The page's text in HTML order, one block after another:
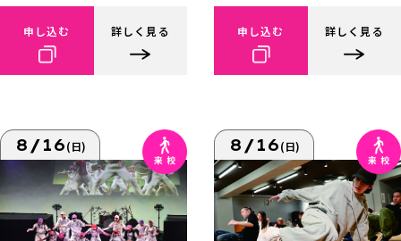
申し込む 詳しく見る 申し込む 詳しく見る
8/16(日) 8/16(日)